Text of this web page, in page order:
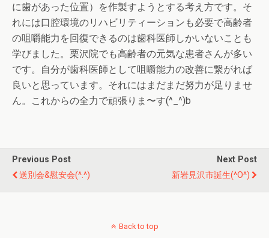
に歯があった位置）を作製すようとする考え方です。そ
れには口腔環境のリハビリティーションも必要で高齢者
の咀嚼能力を回復できるのは歯科医師しかいないことも
学びました。栗沢院でも高齢者の元気な患者さんが多い
です。自分が歯科医師として咀嚼能力の改善に繋がれば
良いと思っています。それにはまだまだ努力が足りませ
ん。これからの全力で頑張りま〜す(^_^)b
Previous Post
送別会&慰安会(^.^)
Next Post
新岩見沢市誕生(^O^)
Back to top